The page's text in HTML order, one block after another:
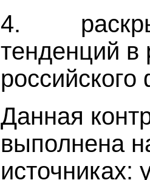
4.
тенденций в
Данная
выполнена
источниках: